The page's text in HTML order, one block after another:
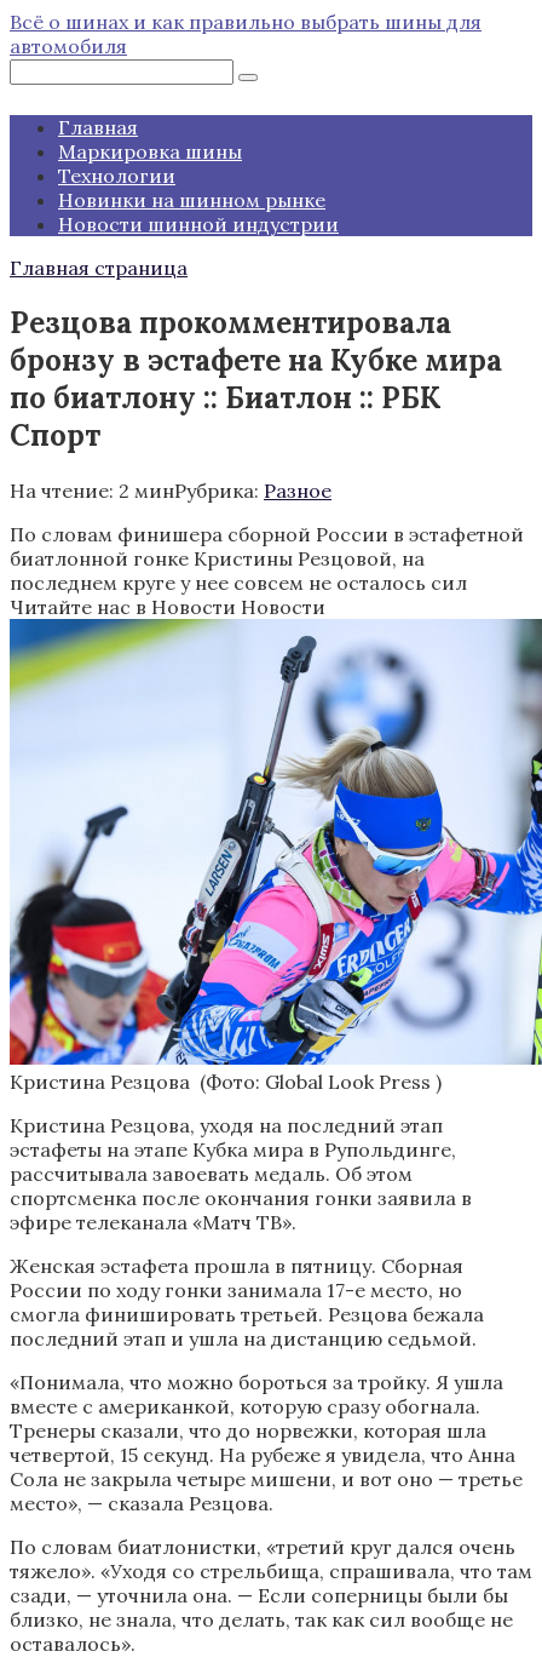
Перейти
к
Всё о шинах и как правильно выбрать шины для
автомобиля
Главная
Маркировка шины
Технологии
Новинки на шинном рынке
Новости шинной индустрии
Главная страница
Резцова прокомментировала
бронзу в эстафете на Кубке мира
по биатлону :: Биатлон :: РБК
Спорт
На чтение: 2 минРубрика: Разное
По словам финишера сборной России в эстафетной
биатлонной гонке Кристины Резцовой, на
последнем круге у нее совсем не осталось сил
Читайте нас в Новости Новости
Кристина Резцова (Фото: Global Look Press )
Кристина Резцова, уходя на последний этап
эстафеты на этапе Кубка мира в Рупольдинге,
рассчитывала завоевать медаль. Об этом
спортсменка после окончания гонки заявила в
эфире телеканала «Матч ТВ».
Женская эстафета прошла в пятницу. Сборная
России по ходу гонки занимала 17-е место, но
смогла финишировать третьей. Резцова бежала
последний этап и ушла на дистанцию седьмой.
«Понимала, что можно бороться за тройку. Я ушла
вместе с американкой, которую сразу обогнала.
Тренеры сказали, что до норвежки, которая шла
четвертой, 15 секунд. На рубеже я увидела, что Анна
Сола не закрыла четыре мишени, и вот оно — третье
место», — сказала Резцова.
По словам биатлонистки, «третий круг дался очень
тяжело». «Уходя со стрельбища, спрашивала, что там
сзади, — уточнила она. — Если соперницы были бы
близко, не знала, что делать, так как сил вообще не
оставалось».